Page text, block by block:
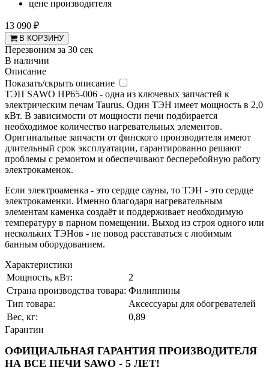
13 090 ₽
В КОРЗИНУ
Перезвоним за 30 сек
В наличии
Описание
Показать/скрыть описание
ТЭН SAWO HP65-006 - одна из ключевых запчастей к
электрическим печам Taurus. Один ТЭН имеет мощность в 2,0
кВт. В зависимости от мощности печи подбирается
необходимое количество нагревательных элементов.
Оригинальные запчасти от финского производителя имеют
длительный срок эксплуатации, гарантированно решают
проблемы с ремонтом и обеспечивают бесперебойную работу
электрокаменок.
Если электроаменка - это сердце сауны, то ТЭН - это сердце
электрокаменки. Именно благодаря нагревательным
элементам каменка создаёт и поддерживает необходимую
температуру в парном помещении. Выход из строя одного или
нескольких ТЭНов - не повод расставаться с любимым
банным оборудованием.
Характеристики
Мощность, кВт:
2
Страна производства товара: Филиппины
Тип товара:
Аксессуары для обогревателей
Вес, кг:
0,89
Гарантии
ОФИЦИАЛЬНАЯ ГАРАНТИЯ ПРОИЗВОДИТЕЛЯ
НА ВСЕ ПЕЧИ SAWO - 5 ЛЕТ!